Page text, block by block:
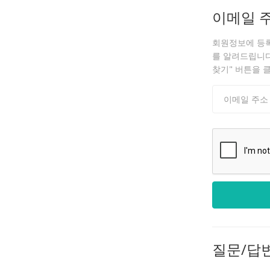
이메일
회원정보에 등
를 알려드립니
찾기" 버튼을
질문/답